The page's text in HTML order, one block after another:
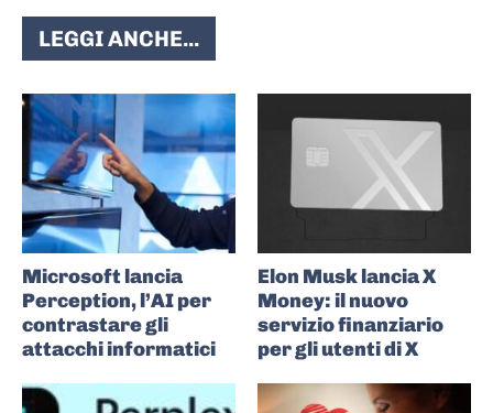
LEGGI ANCHE...
Microsoft lancia
Perception, l’AI per
contrastare gli
attacchi informatici
Elon Musk lancia X
Money: il nuovo
servizio finanziario
per gli utenti di X